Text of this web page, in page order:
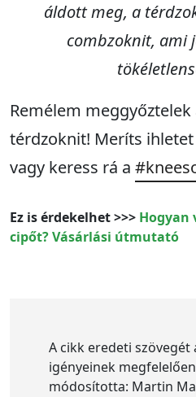
áldott meg, a
combzoknit, ami
Remélem
térdzoknit! Meríts
vagy keress rá a
Ez is érdekelhet >>> Hogyan
cipőt? Vásárlási útmutató
A cikk eredeti szövegét
igényeinek
módosította: Martin